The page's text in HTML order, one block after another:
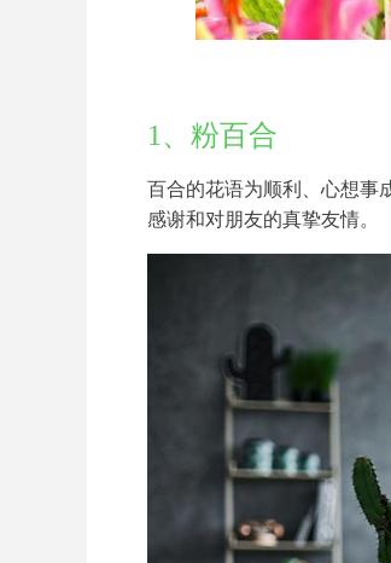
1、粉百合
百合的花语为顺利、心想事
感谢和对朋友的真挚友情。